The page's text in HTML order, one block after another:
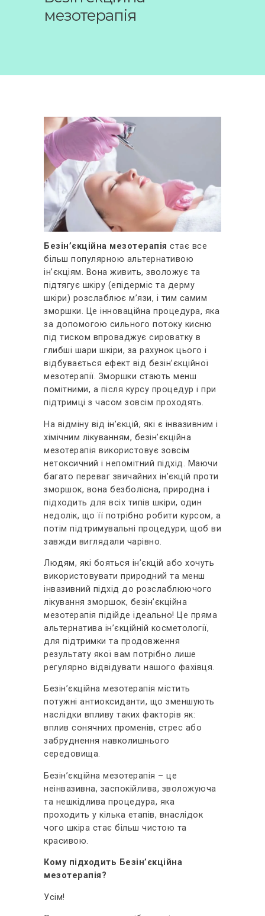
мезотерапія
ВІДГУКИ
КОНТАКТИ
Безін’єкційна мезотерапія стає все
більш популярною альтернативою
ін’єкціям. Вона живить, зволожує та
підтягує шкіру (епідерміс та дерму
шкіри) розслаблює м’язи, і тим самим
зморшки. Це інноваційна процедура, яка
за допомогою сильного потоку кисню
під тиском впроваджує сироватку в
глибші шари шкіри, за рахунок цього і
відбувається ефект від безін’єкційної
мезотерапії. Зморшки стають менш
помітними, а після курсу процедур і при
підтримці з часом зовсім проходять.
На відміну від ін’єкцій, які є інвазивним і
хімічним лікуванням, безін’єкційна
мезотерапія використовує зовсім
нетоксичний і непомітний підхід. Маючи
багато переваг звичайних ін’єкцій проти
зморшок, вона безболісна, природна і
підходить для всіх типів шкіри, один
недолік, що її потрібно робити курсом, а
потім підтримувальні процедури, щоб ви
завжди виглядали чарівно.
Людям, які бояться ін’єкцій або хочуть
використовувати природний та менш
інвазивний підхід до розслаблюючого
лікування зморшок, безін’єкційна
мезотерапія підійде ідеально! Це пряма
альтернатива ін’єкційній косметології,
для підтримки та продовження
результату якої вам потрібно лише
регулярно відвідувати нашого фахівця.
Безін’єкційна мезотерапія містить
потужні антиоксиданти, що зменшують
наслідки впливу таких факторів як:
вплив сонячних променів, стрес або
забруднення навколишнього
середовища.
Безін’єкційна мезотерапія – це
неінвазивна, заспокійлива, зволожуюча
та нешкідлива процедура, яка
проходить у кілька етапів, внаслідок
чого шкіра стає більш чистою та
красивою.
Кому підходить Безін’єкційна
мезотерапія?
Усім!